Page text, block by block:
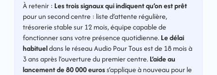
À retenir : Les trois signaux qui indiquent qu’on est prêt
pour un second centre : liste d’attente régulière,
trésorerie stable sur 12 mois, équipe capable de
fonctionner sans votre présence quotidienne. Le délai
habituel dans le réseau Audio Pour Tous est de 18 mois à
3 ans après l’ouverture du premier centre. L’aide au
lancement de 80 000 euros s’applique à nouveau pour le